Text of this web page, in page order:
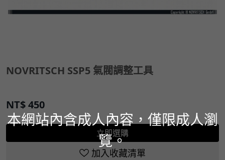
NOVRITSCH SSP5 氣閥調整工具
NT$450
立即選購
加入收藏清單
本網站內含成人內容，僅限成人瀏
覽。